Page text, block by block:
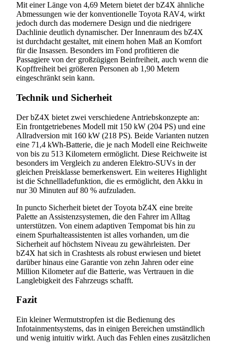
Mit einer Länge von 4,69 Metern bietet der bZ4X ähnliche
Abmessungen wie der konventionelle Toyota RAV4, wirkt
jedoch durch das modernere Design und die niedrigere
Dachlinie deutlich dynamischer. Der Innenraum des bZ4X
ist durchdacht gestaltet, mit einem hohen Maß an Komfort
für die Insassen. Besonders im Fond profitieren die
Passagiere von der großzügigen Beinfreiheit, auch wenn die
Kopffreiheit bei größeren Personen ab 1,90 Metern
eingeschränkt sein kann.
Technik und Sicherheit
Der bZ4X bietet zwei verschiedene Antriebskonzepte an:
Ein frontgetriebenes Modell mit 150 kW (204 PS) und eine
Allradversion mit 160 kW (218 PS). Beide Varianten nutzen
eine 71,4 kWh-Batterie, die je nach Modell eine Reichweite
von bis zu 513 Kilometern ermöglicht. Diese Reichweite ist
besonders im Vergleich zu anderen Elektro-SUVs in der
gleichen Preisklasse bemerkenswert. Ein weiteres Highlight
ist die Schnellladefunktion, die es ermöglicht, den Akku in
nur 30 Minuten auf 80 % aufzuladen.
In puncto Sicherheit bietet der Toyota bZ4X eine breite
Palette an Assistenzsystemen, die den Fahrer im Alltag
unterstützen. Von einem adaptiven Tempomat bis hin zu
einem Spurhalteassistenten ist alles vorhanden, um die
Sicherheit auf höchstem Niveau zu gewährleisten. Der
bZ4X hat sich in Crashtests als robust erwiesen und bietet
darüber hinaus eine Garantie von zehn Jahren oder eine
Million Kilometer auf die Batterie, was Vertrauen in die
Langlebigkeit des Fahrzeugs schafft.
Fazit
Ein kleiner Wermutstropfen ist die Bedienung des
Infotainmentsystems, das in einigen Bereichen umständlich
und wenig intuitiv wirkt. Auch das Fehlen eines zusätzlichen